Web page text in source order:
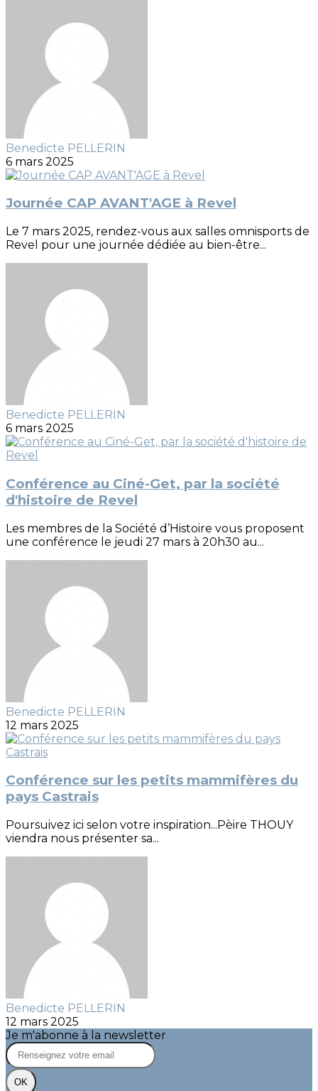
Benedicte PELLERIN
6 mars 2025
Journée CAP AVANT'AGE à Revel
Le 7 mars 2025, rendez-vous aux salles omnisports de
Revel pour une journée dédiée au bien-être...
Benedicte PELLERIN
6 mars 2025
Conférence au Ciné-Get, par la société
d'histoire de Revel
Les membres de la Société d’Histoire vous proposent
une conférence le jeudi 27 mars à 20h30 au...
Benedicte PELLERIN
12 mars 2025
Conférence sur les petits mammifères du
pays Castrais
Poursuivez ici selon votre inspiration...Pèire THOUY
viendra nous présenter sa...
Benedicte PELLERIN
12 mars 2025
Je m'abonne à la newsletter
OK